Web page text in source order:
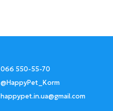
066 550-55-70
@HappyPet_Korm
happypet.in.ua@gmail.com